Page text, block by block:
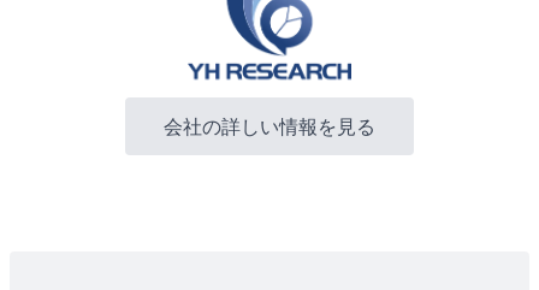
会社の詳しい情報を見る